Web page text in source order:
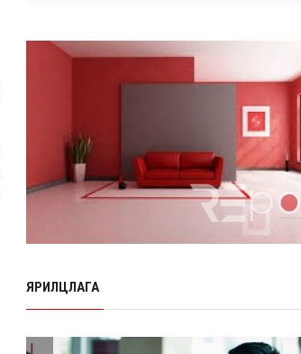
авто замын барилгын ажлын
гүйцэтгэл 74.5 хув...
Нэгдүгээр ангид элсэгчдийн
бүртгэлийг энэ сарын 17-ноос E-
Mongolia системээр зохи...
8 сарын 06, 2026
Өчигдөр согтуугаар тээврийн
хэрэгсэл жолоодсон 95 хэрэг
8 сарын 06, 2026
НӨАТ-ын буцаан олголтыг 8
ЯРИЛЦЛАГА